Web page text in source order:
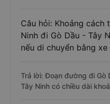
Câu hỏi: Khoảng cách
Ninh đi Gò Dầu - Tây
nếu di chuyển bằng xe
Trả lời: Đoạn đường đi Gò
Tây Ninh có chiều dài